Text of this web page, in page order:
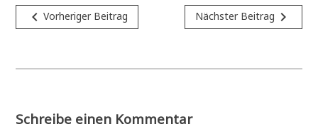
Beitragsnavigation
navigate_beforeVorheriger Beitrag Nächster Beitrag navigate_next
Schreibe einen Kommentar